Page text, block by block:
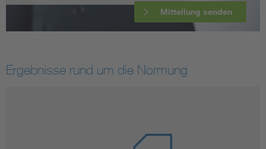
Mitteilung senden
Ergebnisse rund um die Normung